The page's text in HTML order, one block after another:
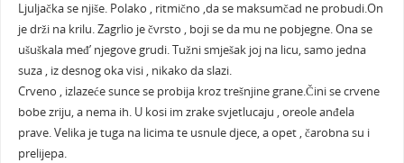
Ljuljačka se njiše. Polako , ritmično ,da se maksumčad ne probudi.On
je drži na krilu. Zagrlio je čvrsto , boji se da mu ne pobjegne. Ona se
ušuškala međ’ njegove grudi. Tužni smješak joj na licu, samo jedna
suza , iz desnog oka visi , nikako da slazi.
Crveno , izlazeće sunce se probija kroz trešnjine grane.Čini se crvene
bobe zriju, a nema ih. U kosi im zrake svjetlucaju , oreole anđela
prave. Velika je tuga na licima te usnule djece, a opet , čarobna su i
prelijepa.